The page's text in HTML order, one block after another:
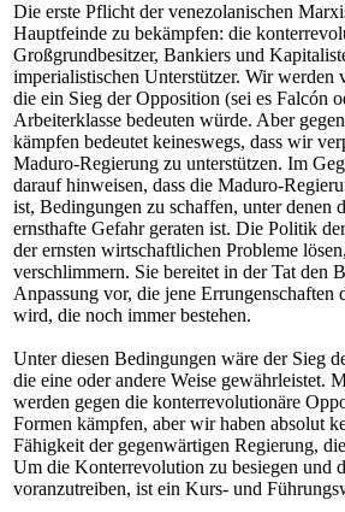
Die erste Pflicht der venezolanischen
Hauptfeinde zu bekämpfen: die
Großgrundbesitzer, Bankiers und
imperialistischen Unterstützer. Wir werden
die ein Sieg der Opposition (sei es Falcón
Arbeiterklasse bedeuten würde. Aber
kämpfen bedeutet keineswegs, dass wir
Maduro-Regierung zu unterstützen. Im
darauf hinweisen, dass die Maduro-
ist, Bedingungen zu schaffen, unter denen
ernsthafte Gefahr geraten ist. Die Politik
der ernsten wirtschaftlichen Probleme
verschlimmern. Sie bereitet in der Tat den
Anpassung vor, die jene Errungenschaften
wird, die noch immer bestehen.
Unter diesen Bedingungen wäre der Sieg
die eine oder andere Weise gewährleistet.
werden gegen die konterrevolutionäre
Formen kämpfen, aber wir haben absolut
Fähigkeit der gegenwärtigen Regierung,
Um die Konterrevolution zu besiegen und
voranzutreiben, ist ein Kurs- und